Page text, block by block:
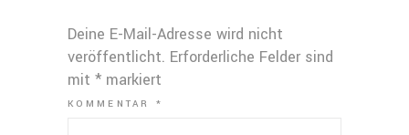
Deine E-Mail-Adresse wird nicht
veröffentlicht. Erforderliche Felder sind
mit * markiert
KOMMENTAR*